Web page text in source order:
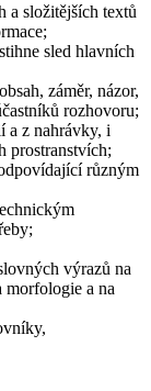
a složitějších textů
sled hlavních
záměr, názor,
rozhovoru;
a z nahrávky, i
prostranstvích;
různým
výrazů na
morfologie a na